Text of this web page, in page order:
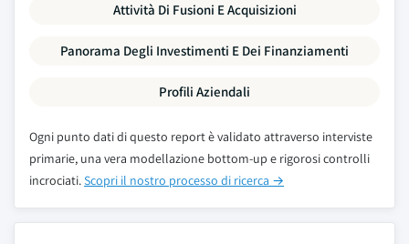
Attività Di Fusioni E Acquisizioni
Panorama Degli Investimenti E Dei Finanziamenti
Profili Aziendali
Ogni punto dati di questo report è validato attraverso interviste
primarie, una vera modellazione bottom-up e rigorosi controlli
incrociati.Scopri il nostro processo di ricerca →